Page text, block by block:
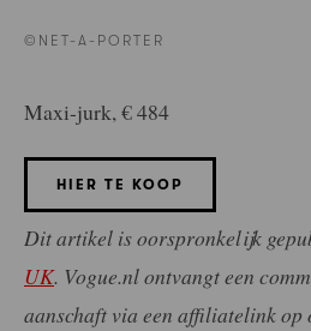
©NET-A-PORTER
Maxi-jurk, € 484
HIER TE KOOP
Dit artikel is oorspronkelijk
UK. Vogue.nl ontvangt een
aanschaft via een affiliatelink op